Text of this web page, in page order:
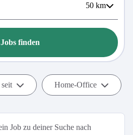
50 km
Jobs finden
Home-Office
Job zu deiner Suche nach